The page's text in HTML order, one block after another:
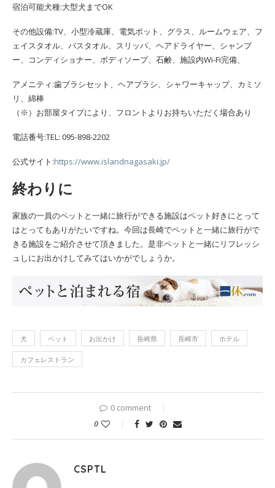
宿泊可能犬種:大型犬までOK
その他設備:TV、小型冷蔵庫、電気ポット、グラス、ルームウェア、フ
ェイスタオル、バスタオル、スリッパ、ヘアドライヤー、シャンプ
ー、コンディショナー、ボディソープ、石鹸、施設内Wi-Fi完備、
アメニティ:歯ブラシセット、ヘアブラシ、シャワーキャップ、カミソ
リ、綿棒
（※）お部屋タイプにより、フロントよりお持ちいただく場合あり
電話番号:TEL: 095-898-2202
公式サイト:https://www.islandnagasaki.jp/
終わりに
家族の一員のペットと一緒に旅行ができる施設はペット好きにとって
はとってもありがたいですね。今回は長崎でペットと一緒に旅行がで
きる施設をご紹介させて頂きました。是非ペットと一緒にリフレッシ
ュしにお出かけしてみてはいかがでしょうか。
犬 ペット お出かけ 長崎県 長崎市 ホテル
カフェレストラン
0 comment
0
CSPTL